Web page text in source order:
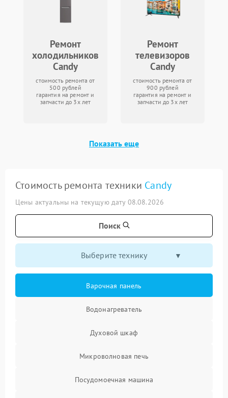
Ремонт
холодильников
Candy
стоимость ремонта от
500 рублей
гарантия на ремонт и
запчасти до 3х лет
Ремонт
телевизоров
Candy
стоимость ремонта от
900 рублей
гарантия на ремонт и
запчасти до 3х лет
Показать еще
Стоимость ремонта техники Candy
Цены актуальны на текущую дату 08.08.2026
Поиск
Выберите технику
Варочная панель
Водонагреватель
Духовой шкаф
Микроволновая печь
Посудомоечная машина